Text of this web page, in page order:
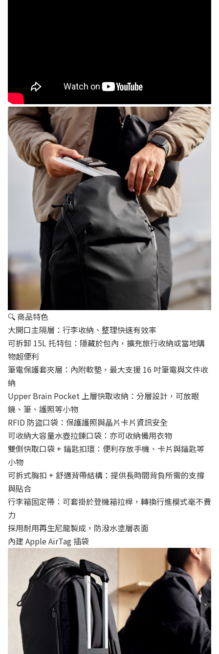
🔍 商品特色
大開口主隔層：行李收納、整理快速有效率
可拆卸 15L 托特包：隱藏於包內，擴充旅行收納或當地購
物超便利
筆電保護套夾層：內附軟墊，最大支援 16 吋筆電與文件收
納
Upper Brain Pocket 上層快取收納：分層設計，可放眼
鏡、筆、護照等小物
RFID 防盜口袋：保護護照與晶片卡片資訊安全
可收納大容量水壺拉鍊口袋：亦可收納備用衣物
雙側快取口袋 + 鑰匙扣環：便利存放手機、卡片與鑰匙等
小物
可拆式胸扣 + 舒適背帶結構：提供長時間背負所需的支撐
與貼合
行李箱固定帶：可套掛於登機箱拉桿，轉換行進模式毫不費
力
採用耐用再生尼龍製成，防潑水塗層表面
內建 Apple AirTag 插袋